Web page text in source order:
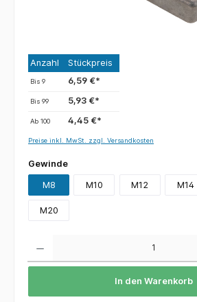
Anzahl Stückpreis
Bis9 6,59 €*
Bis99 5,93 €*
Ab100 4,45 €*
Preise inkl. MwSt. zzgl. Versandkosten
Gewinde
M8 M10 M12 M14
M20
In den Warenkorb